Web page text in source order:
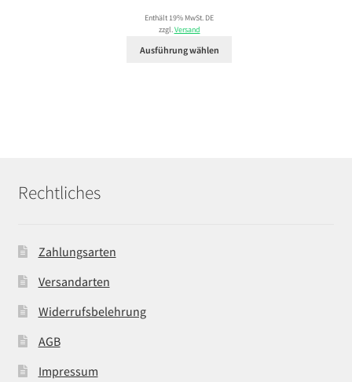
bis
Enthält 19% MwSt. DE
zzgl.Versand
Ausführung wählen
Rechtliches
Zahlungsarten
Versandarten
Widerrufsbelehrung
AGB
Impressum